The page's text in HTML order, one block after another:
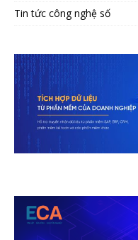
Tin tức công nghệ số